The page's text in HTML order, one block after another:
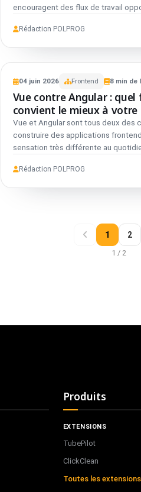
encouragent des flux de travail
défaut cohérents. Tailwind vous
conventionnelle.
Rédaction POLPROG
VS
FRONTEND
Vue
vs
Angular
04 juin 2026 Frontend 8 min de
Vue contre Angular :
convient le mieux à votre
Vue et Angular sont tous deux des
construire des applications
sensation très différente au
plus accueillant pour les petites
imposée, et de la quantité de
besoin pour rester productive à
code et l'effectif grandissent.
Rédaction POLPROG
1 2
1 / 2
Produits
EXTENSIONS
TubePilot
ClickClean
Toutes les